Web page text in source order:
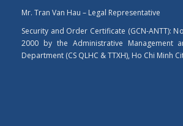
Mr. Tran Van Hau – Legal Representative
Security and Order Certificate (GCN-ANTT):
2000 by the Administrative Management
Department (CS QLHC & TTXH), Ho Chi Minh